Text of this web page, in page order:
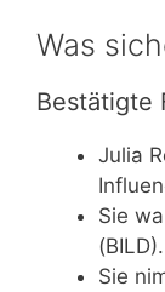
Was
Bestätigte
Julia
Sie
(BILD).
Sie